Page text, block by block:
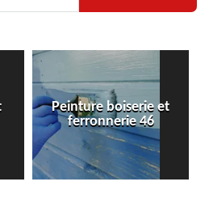
Peinture de sol 46